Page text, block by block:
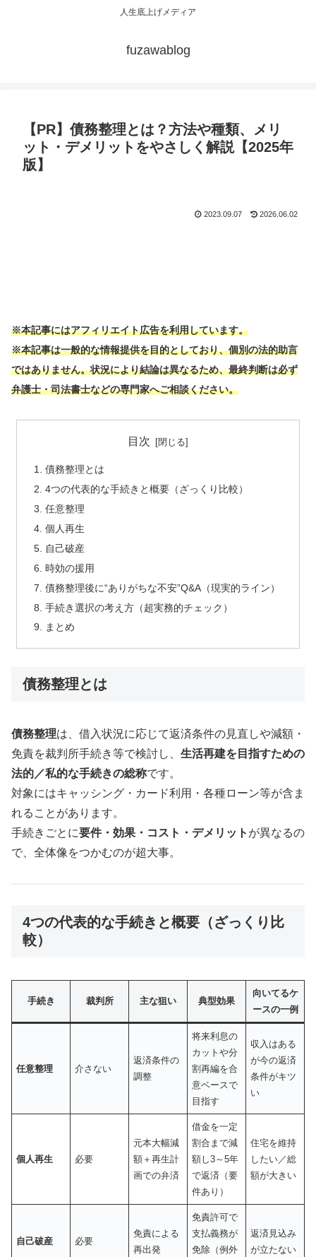
人生底上げメディア
fuzawablog
【PR】債務整理とは？方法や種類、メリ
ット・デメリットをやさしく解説【2025年
版】
2023.09.07 2026.06.02
※本記事にはアフィリエイト広告を利用しています。
※本記事は一般的な情報提供を目的としており、個別の法的助言
ではありません。状況により結論は異なるため、最終判断は必ず
弁護士・司法書士などの専門家へご相談ください。
目次
債務整理とは
4つの代表的な手続きと概要（ざっくり比較）
任意整理
個人再生
自己破産
時効の援用
債務整理後に“ありがちな不安”Q&A（現実的ライン）
手続き選択の考え方（超実務的チェック）
まとめ
債務整理とは
債務整理は、借入状況に応じて返済条件の見直しや減額・
免責を裁判所手続き等で検討し、 生活再建を目指すための
法的／私的な手続きの総称です。
対象にはキャッシング・カード利用・各種ローン等が含ま
れることがあります。
手続きごとに要件・効果・コスト・デメリット が異なるの
で、全体像をつかむのが超大事。
4つの代表的な手続きと概要（ざっくり比
較）
手続き 裁判所 主な狙い 典型効果
向いてるケ
ースの一例
任意整理 介さない
返済条件の
調整
将来利息の
カットや分
割再編を合
意ベースで
目指す
収入はある
が今の返済
条件がキツ
い
個人再生 必要
元本大幅減
額＋再生計
画での弁済
借金を一定
割合まで減
額し3～5年
で返済（要
件あり）
住宅を維持
したい／総
額が大きい
自己破産 必要
免責による
再出発
免責許可で
支払義務が
免除（例外
返済見込み
が立たない